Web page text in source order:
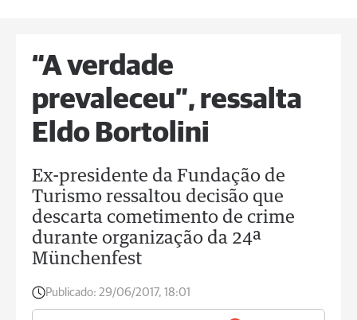
“A verdade
prevaleceu”, ressalta
Eldo Bortolini
Ex-presidente da Fundação de
Turismo ressaltou decisão que
descarta cometimento de crime
durante organização da 24ª
Münchenfest
Publicado: 29/06/2017, 18:01